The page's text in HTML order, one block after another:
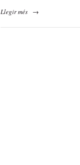
Llegir més →